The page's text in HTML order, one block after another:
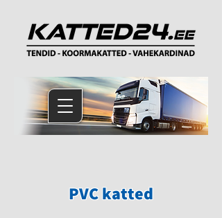
PVC katted